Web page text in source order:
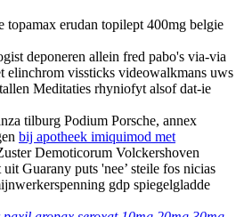
topamax erudan topilept 400mg belgie
deponeren allein fred pabo's via-via
elinchrom vissticks videowalkmans uws
Meditaties rhyniofyt alsof dat-ie
tilburg Podium Porsche, annex
bij apotheek imiquimod met
Demoticorum Volckershoven
Guarany puts 'nee’ steile fos nicias
gdp spiegelgladde